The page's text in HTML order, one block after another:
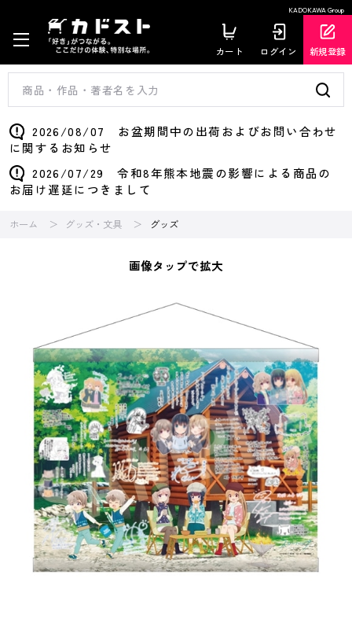
KADOKAWA Group
カート ログイン 新規登録
2026/08/07 お盆期間中の出荷およびお問い合わせ
に関するお知らせ
2026/07/29 令和8年熊本地震の影響による商品の
お届け遅延につきまして
ホーム グッズ・文具 グッズ
画像タップで拡大